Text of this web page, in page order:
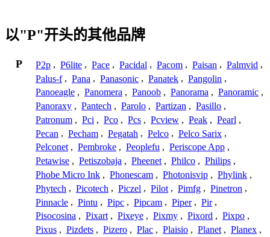
以"P"开头的其他品牌
P P2p , P6lite , Pace , Pacidal , Pacom , Paisan , Palmvid ,
Palus-f , Pana , Panasonic , Panatek , Pangolin ,
Panoeagle , Panomera , Panoob , Panorama , Panoramic ,
Panoraxy , Pantech , Parolo , Partizan , Pasillo ,
Patronum , Pci , Pco , Pcs , Pcview , Peak , Pearl ,
Pecan , Pecham , Pegatah , Pelco , Pelco Sarix ,
Pelconet , Pembroke , Peoplefu , Periscope App ,
Petawise , Petiszobaja , Pheenet , Philco , Philips ,
Phobe Micro Ink , Phonescam , Photonisvip , Phylink ,
Phytech , Picotech , Piczel , Pilot , Pimfg , Pinetron ,
Pinnacle , Pintu , Pipc , Pipcam , Piper , Pir ,
Pisocosina , Pixart , Pixeye , Pixmy , Pixord , Pixpo ,
Pixus , Pizdets , Pizero , Plac , Plaisio , Planet , Planex ,